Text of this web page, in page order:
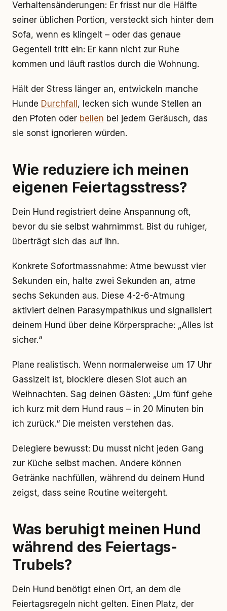
Verhaltensänderungen: Er frisst nur die Hälfte
seiner üblichen Portion, versteckt sich hinter dem
Sofa, wenn es klingelt – oder das genaue
Gegenteil tritt ein: Er kann nicht zur Ruhe
kommen und läuft rastlos durch die Wohnung.
Hält der Stress länger an, entwickeln manche
Hunde Durchfall , lecken sich wunde Stellen an
den Pfoten oder bellen bei jedem Geräusch, das
sie sonst ignorieren würden.
Wie reduziere ich meinen
eigenen Feiertagsstress?
Dein Hund registriert deine Anspannung oft,
bevor du sie selbst wahrnimmst. Bist du ruhiger,
überträgt sich das auf ihn.
Konkrete Sofortmassnahme: Atme bewusst vier
Sekunden ein, halte zwei Sekunden an, atme
sechs Sekunden aus. Diese 4-2-6-Atmung
aktiviert deinen Parasympathikus und signalisiert
deinem Hund über deine Körpersprache: „Alles ist
sicher.“
Plane realistisch. Wenn normalerweise um 17 Uhr
Gassizeit ist, blockiere diesen Slot auch an
Weihnachten. Sag deinen Gästen: „Um fünf gehe
ich kurz mit dem Hund raus – in 20 Minuten bin
ich zurück.“ Die meisten verstehen das.
Delegiere bewusst: Du musst nicht jeden Gang
zur Küche selbst machen. Andere können
Getränke nachfüllen, während du deinem Hund
zeigst, dass seine Routine weitergeht.
Was beruhigt meinen Hund
während des Feiertags-
Trubels?
Dein Hund benötigt einen Ort, an dem die
Feiertagsregeln nicht gelten. Einen Platz, der